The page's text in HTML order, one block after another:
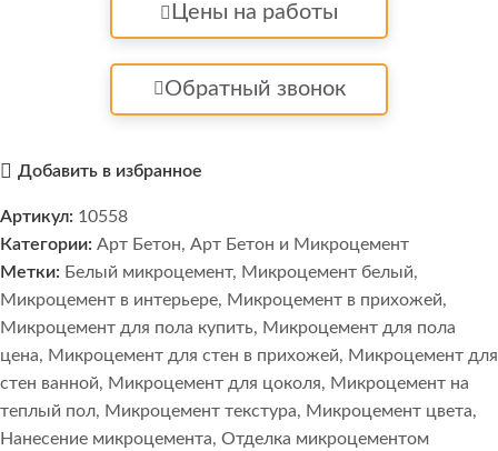
Цены на работы
Обратный звонок
Добавить в избранное
Артикул: 10558
Категории: Арт Бетон, Арт Бетон и Микроцемент
Метки: Белый микроцемент, Микроцемент белый,
Микроцемент в интерьере, Микроцемент в прихожей,
Микроцемент для пола купить, Микроцемент для пола
цена, Микроцемент для стен в прихожей, Микроцемент для
стен ванной, Микроцемент для цоколя, Микроцемент на
теплый пол, Микроцемент текстура, Микроцемент цвета,
Нанесение микроцемента, Отделка микроцементом